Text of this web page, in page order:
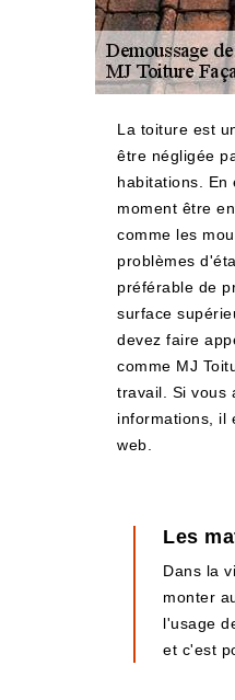
La toiture est
être négligée
habitations.
moment être
comme les
problèmes
préférable de
surface
devez faire
comme MJ
travail. Si vous
informations, il
web.
Les
Dans la
monter
l'usage
et c'est